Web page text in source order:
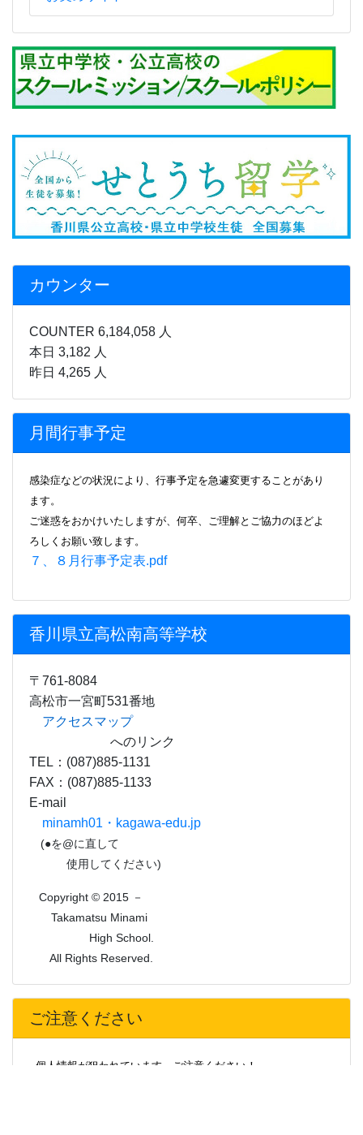
カウンター
本日 3,182 人
昨日 4,265 人
月間行事予定
感染症などの状況により、行事
ろしくお願い致します。
７、８月行事予定表.pdf
香川県立高松南高等学校
〒761-8084
高松市一宮町531番地
アクセスマップ
へのリンク
TEL：(087)885-1131
E-mail
(●を@に直して
Copyright © 2015 －
Takamatsu Minami
High School.
All Rights Reserved.
ご注意ください
個人情報が狙われています。ご注意ください！
そのご家族から携帯電話番号、メールアドレス、住所、生年月
日等の個人情報を聞き出そうとする被害が急増しています。
不審な場合は、相手の氏名、連絡先の確認をしたり、学校へ
問い合わせる等、十分ご注意をお願いします。
また、運送会社を名乗って、学校からの荷物を渡したいと称
てください。